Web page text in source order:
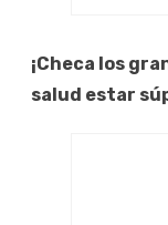
¡Checa los
salud estar